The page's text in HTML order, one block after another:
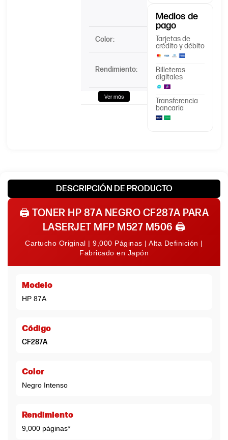
M501
Color: Negro
Rendimiento:
9,000
Páginas
Tipo de
Caja
Ver más
Medios de
pago
Tarjetas de
crédito y débito
Billeteras
digitales
Transferencia
bancaria
DESCRIPCIÓN DE PRODUCTO
🖨️ TONER HP 87A NEGRO CF287A PARA
LASERJET MFP M527 M506 🖨️
Cartucho Original | 9,000 Páginas | Alta Definición |
Fabricado en Japón
Modelo
HP 87A
Código
CF287A
Color
Negro Intenso
Rendimiento
9,000 páginas*